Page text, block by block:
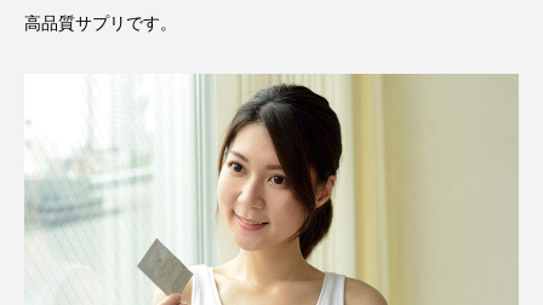
高品質サプリです。